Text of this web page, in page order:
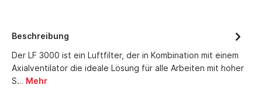
Beschreibung
Der LF 3000 ist ein Luftfilter, der in Kombination mit einem
Axialventilator die ideale Lösung für alle Arbeiten mit hoher
S… Mehr